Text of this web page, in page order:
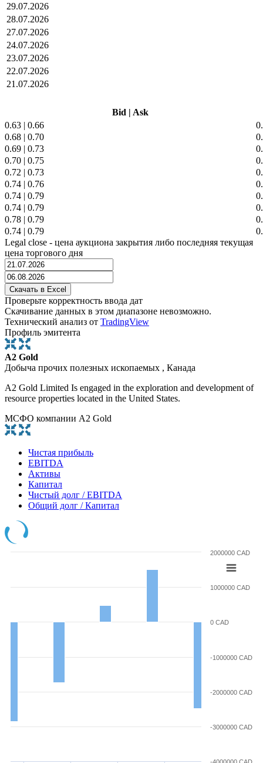
29.07.2026
28.07.2026
27.07.2026
24.07.2026
23.07.2026
22.07.2026
21.07.2026
Bid | Ask
0.63 | 0.66
0.68 | 0.70
0.69 | 0.73
0.70 | 0.75
0.72 | 0.73
0.74 | 0.76
0.74 | 0.79
0.74 | 0.79
0.78 | 0.79
0.74 | 0.79
Legal close - цена аукциона закрытия либо последняя текущая
цена торгового дня
Проверьте корректность ввода дат
Скачивание данных в этом диапазоне невозможно.
Технический анализ от TradingView
Профиль эмитента
A2 Gold
Добыча прочих полезных ископаемых , Канада
A2 Gold Limited Is engaged in the exploration and development of
resource properties located in the United States.
МСФО компании A2 Gold
Чистая прибыль
EBITDA
Активы
Капитал
Чистый долг / EBITDA
Общий долг / Капитал
-3000000 CAD
-2000000 CAD
-1000000 CAD
0 CAD
1000000 CAD
2000000 CAD